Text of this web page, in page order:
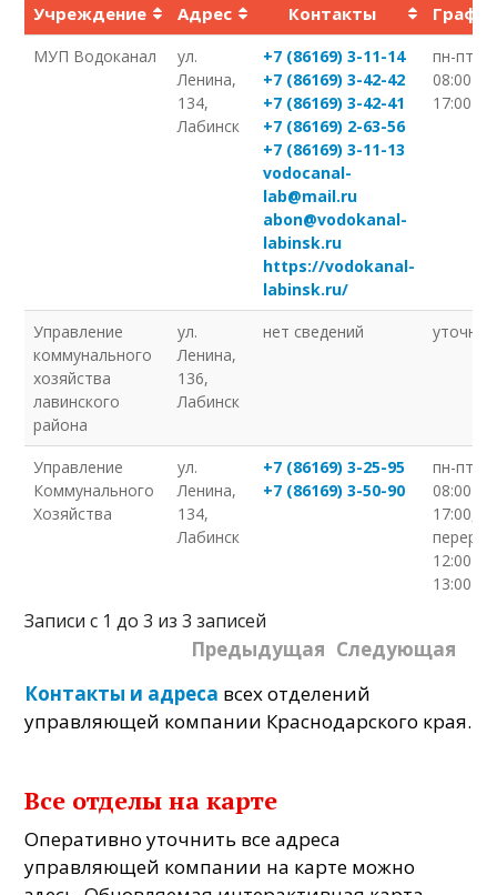
Учреждение Адрес Контакты
МУП Водоканал
ул.
Ленина,
134,
Лабинск
+7 (86169) 3-11-14
+7 (86169) 3-42-42
+7 (86169) 3-42-41
+7 (86169) 2-63-56
+7 (86169) 3-11-13
vodocanal-
lab@mail.ru
abon@vodokanal-
labinsk.ru
https://vodokanal-
labinsk.ru/
пн-пт
08:00–
17:00
Управление
коммунального
хозяйства
лавинского
района
ул.
Ленина,
136,
Лабинск
нет сведений
Управление
Коммунального
Хозяйства
ул.
Ленина,
134,
Лабинск
+7 (86169) 3-25-95
+7 (86169) 3-50-90
пн-пт
08:00–
17:00,
перерыв
12:00–
13:00
Записи с 1 до 3 из 3 записей
Предыдущая Следующая
Контакты и адреса всех отделений
управляющей компании Краснодарского края.
Все отделы на карте
Оперативно уточнить все адреса
управляющей компании на карте можно